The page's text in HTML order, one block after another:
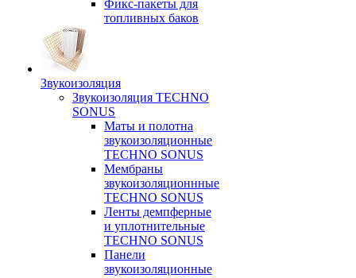
Фикс-пакеты для
топливных баков
Звукоизоляция
Звукоизоляция TECHNO
SONUS
Маты и полотна
звукоизоляционные
TECHNO SONUS
Мембраны
звукоизоляционнные
TECHNO SONUS
Ленты демпферные
и уплотнительные
TECHNO SONUS
Панели
звукоизоляционные